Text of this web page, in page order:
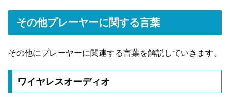
その他プレーヤーに関する言葉
その他にプレーヤーに関連する言葉を解説していきます。
ワイヤレスオーディオ